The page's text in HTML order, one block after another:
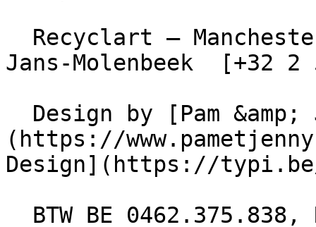
Jans-Molenbeek  [+32
(https://
Design](https://